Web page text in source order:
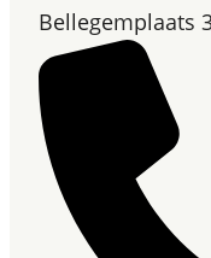
Bellegemplaats